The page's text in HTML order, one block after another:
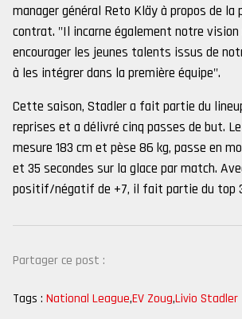
manager général Reto Kläy à propos de la
contrat. "Il incarne également notre
encourager les jeunes talents issus de
à les intégrer dans la première équipe".
Cette saison, Stadler a fait partie du
reprises et a délivré cinq passes de but.
mesure 183 cm et pèse 86 kg, passe en
et 35 secondes sur la glace par match.
positif/négatif de +7, il fait partie du top
Partager ce post :
Tags : National League,EV Zoug,Livio Stadler